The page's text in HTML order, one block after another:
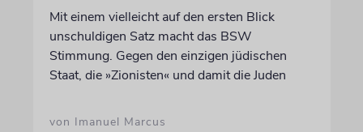
Mit einem vielleicht auf den ersten Blick
unschuldigen Satz macht das BSW
Stimmung. Gegen den einzigen jüdischen
Staat, die »Zionisten« und damit die Juden
von Imanuel Marcus